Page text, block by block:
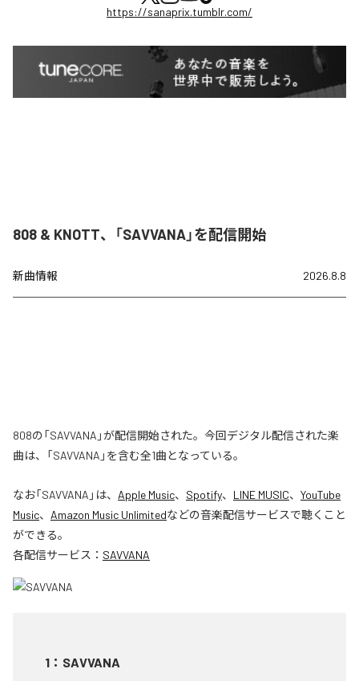
https://sanaprix.tumblr.com/
808 & KNOTT、「SAVVANA」を配信開始
新曲情報 2026.8.8
808の「SAVVANA」が配信開始された。今回デジタル配信された楽
曲は、「SAVVANA」を含む全1曲となっている。
なお「SAVVANA 」は、 Apple Music、 Spotify、 LINE MUSIC、 YouTube
Music、 Amazon Music Unlimitedなどの音楽配信サービスで聴くこと
ができる。
各配信サービス： SAVVANA
1 ： SAVVANA